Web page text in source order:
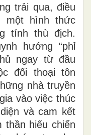
trải qua, điều
một hình thức
tính thù địch.
hướng “phỉ
ngay từ đầu
đối thoại tôn
nhà truyền
vào việc thúc
và cam kết
thần hiếu chiến